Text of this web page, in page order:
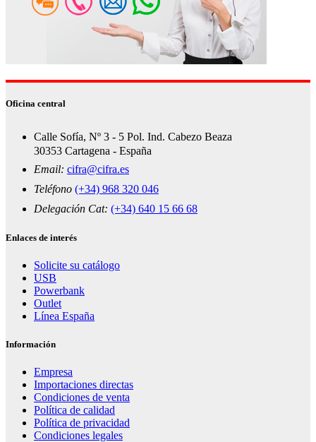
Oficina central
Calle Sofía, Nº 3 - 5 Pol. Ind. Cabezo Beaza
30353 Cartagena - España
Email: cifra@cifra.es
Teléfono (+34) 968 320 046
Delegación Cat: (+34) 640 15 66 68
Enlaces de interés
Solicite su catálogo
USB
Powerbank
Outlet
Línea España
Información
Empresa
Importaciones directas
Condiciones de venta
Política de calidad
Política de privacidad
Condiciones legales